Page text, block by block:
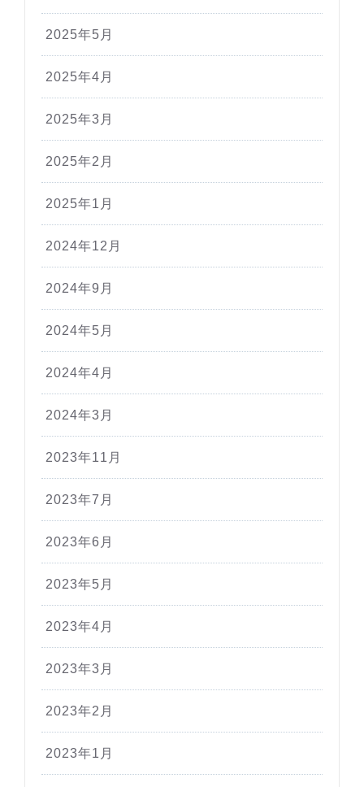
2025年5月
2025年4月
2025年3月
2025年2月
2025年1月
2024年12月
2024年9月
2024年5月
2024年4月
2024年3月
2023年11月
2023年7月
2023年6月
2023年5月
2023年4月
2023年3月
2023年2月
2023年1月